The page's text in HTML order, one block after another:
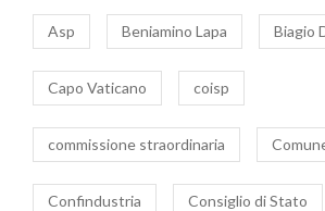
Asp Beniamino Lapa Biagio
Capo Vaticano coisp
commissione straordinaria
Confindustria Consiglio di Stato